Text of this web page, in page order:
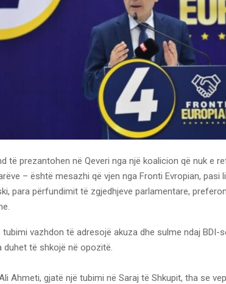
të prezantohen në Qeveri nga një koalicion që nuk e
– është mesazhi që vjen nga Fronti Evropian, pasi
para përfundimit të zgjedhjeve parlamentare,
vazhdon të adresojë akuza dhe sulme ndaj BDI-
duhet të shkojë në opozitë.
Ahmeti, gjatë një tubimi në Saraj të Shkupit, tha se